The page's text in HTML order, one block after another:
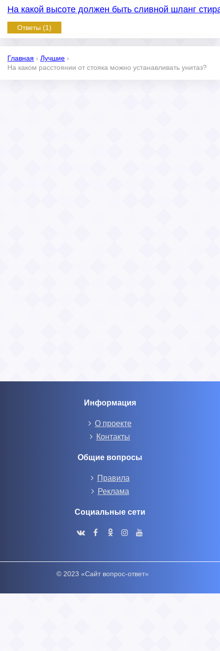
На какой высоте должен быть сливной шланг
Ответы (1)
Главная › Лучшие ›
На каком расстоянии от стояка можно устанавливать унитаз?
Информация
О проекте
Контакты
Общие вопросы
Правила
Реклама
Социальные сети
© 2023 «Сайт вопрос-ответ»